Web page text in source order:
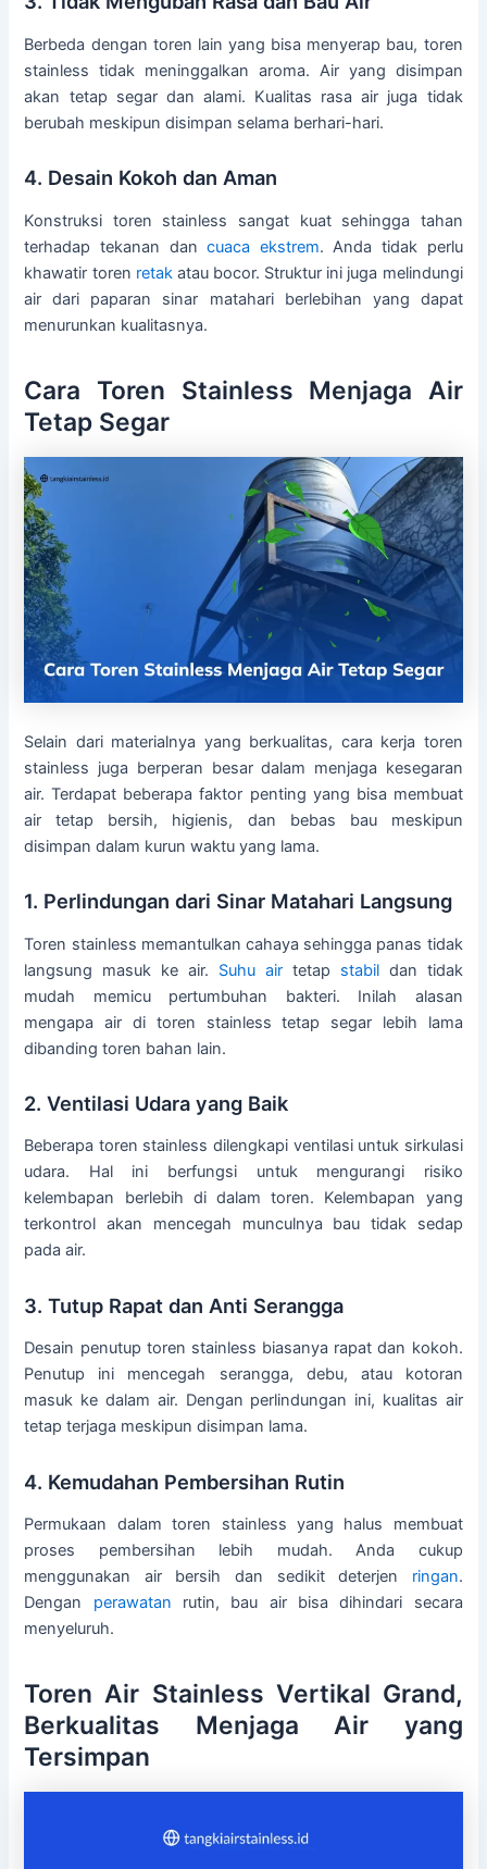
Berbeda dengan toren lain yang bisa menyerap bau, toren
stainless tidak meninggalkan aroma. Air yang disimpan
akan tetap segar dan alami. Kualitas rasa air juga tidak
berubah meskipun disimpan selama berhari-hari.
4. Desain Kokoh dan Aman
Konstruksi toren stainless sangat kuat sehingga tahan
terhadap tekanan dancuaca ekstrem. Anda tidak perlu
khawatir toren retakatau bocor. Struktur ini juga melindungi
air dari paparan sinar matahari berlebihan yang dapat
menurunkan kualitasnya.
Cara Toren Stainless Menjaga Air
Tetap Segar
Selain dari materialnya yang berkualitas, cara kerja toren
stainless juga berperan besar dalam menjaga kesegaran
air. Terdapat beberapa faktor penting yang bisa membuat
air tetap bersih, higienis, dan bebas bau meskipun
disimpan dalam kurun waktu yang lama.
1. Perlindungan dari Sinar Matahari Langsung
Toren stainless memantulkan cahaya sehingga panas tidak
langsung masuk ke air. Suhu airtetap stabildan tidak
mudah memicu pertumbuhan bakteri. Inilah alasan
mengapa air di toren stainless tetap segar lebih lama
dibanding toren bahan lain.
2. Ventilasi Udara yang Baik
Beberapa toren stainless dilengkapi ventilasi untuk sirkulasi
udara. Hal ini berfungsi untuk mengurangi risiko
kelembapan berlebih di dalam toren. Kelembapan yang
terkontrol akan mencegah munculnya bau tidak sedap
pada air.
3. Tutup Rapat dan Anti Serangga
Desain penutup toren stainless biasanya rapat dan kokoh.
Penutup ini mencegah serangga, debu, atau kotoran
masuk ke dalam air. Dengan perlindungan ini, kualitas air
tetap terjaga meskipun disimpan lama.
4. Kemudahan Pembersihan Rutin
Permukaan dalam toren stainless yang halus membuat
proses pembersihan lebih mudah. Anda cukup
menggunakan air bersih dan sedikit deterjen ringan.
Dengan perawatan rutin, bau air bisa dihindari secara
menyeluruh.
Toren Air Stainless Vertikal Grand,
Berkualitas Menjaga Air yang
Tersimpan